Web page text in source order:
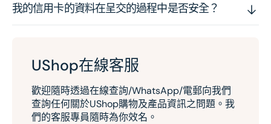
我的信用卡的資料在呈交的過程中是否安全？
UShop在線客服
歡迎隨時透過在線查詢/WhatsApp/電郵向我們
查詢任何關於UShop購物及產品資訊之問題。我
們的客服專員隨時為你效名。